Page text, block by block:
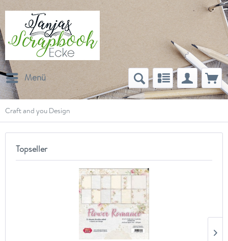
Menü
Craft and you Design
Topseller